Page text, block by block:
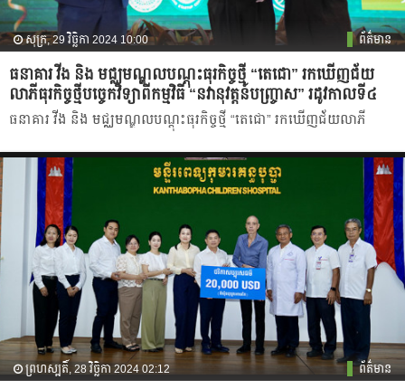
សុក្រ, 29 វិច្ឆិកា 2024 10:00 ព័ត៌មាន
ធនាគារ វីង និង មជ្ឈមណ្ឌលបណ្តុះធុរកិច្ចថ្មី “តេជោ” រកឃើញជ័យ
លាភីធុរកិច្ចថ្មីបច្ចេកវិទ្យាពីកម្មវិធី “នវានុវត្តន៍បញ្ច្រាស” រដូវកាលទី៤
ធនាគារ វីង និង មជ្ឈមណ្ឌលបណ្តុះធុរកិច្ចថ្មី “តេជោ” រកឃើញជ័យលាភី
ព្រហស្បតិ៍, 28 វិច្ឆិកា 2024 02:12 ព័ត៌មាន